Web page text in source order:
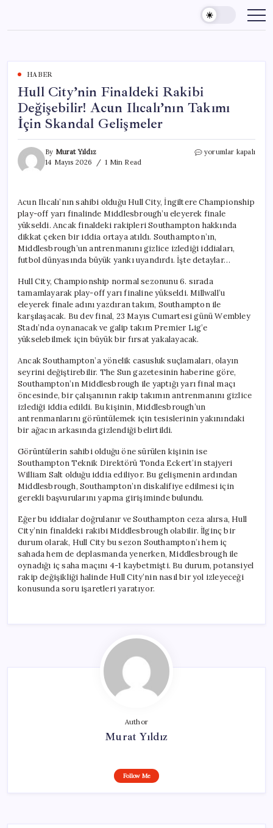
content
HABER
Hull City’nin Finaldeki Rakibi
Değişebilir! Acun Ilıcalı’nın Takımı
İçin Skandal Gelişmeler
By Murat Yıldız
14 Mayıs 2026
1 Min Read
Hull
Acun
Ilıcalı’nın
Takımı
İçin
Skandal
Gelişmeler
için
yorumlar kapalı
Acun Ilıcalı’nın sahibi olduğu Hull City, İngiltere Championship
play-off yarı finalinde Middlesbrough’u eleyerek finale
yükseldi. Ancak finaldeki rakipleri Southampton hakkında
dikkat çeken bir iddia ortaya atıldı. Southampton’ın,
Middlesbrough’un antrenmanını gizlice izlediği iddiaları,
futbol dünyasında büyük yankı uyandırdı. İşte detaylar…
Hull City, Championship normal sezonunu 6. sırada
tamamlayarak play-off yarı finaline yükseldi. Millwall’u
eleyerek finale adını yazdıran takım, Southampton ile
karşılaşacak. Bu dev final, 23 Mayıs Cumartesi günü Wembley
Stadı’nda oynanacak ve galip takım Premier Lig’e
yükselebilmek için büyük bir fırsat yakalayacak.
Ancak Southampton’a yönelik casusluk suçlamaları, olayın
seyrini değiştirebilir. The Sun gazetesinin haberine göre,
Southampton’ın Middlesbrough ile yaptığı yarı final maçı
öncesinde, bir çalışanının rakip takımın antrenmanını gizlice
izlediği iddia edildi. Bu kişinin, Middlesbrough’un
antrenmanlarını görüntülemek için tesislerinin yakınındaki
bir ağacın arkasında gizlendiği belirtildi.
Görüntülerin sahibi olduğu öne sürülen kişinin ise
Southampton Teknik Direktörü Tonda Eckert’in stajyeri
William Salt olduğu iddia ediliyor. Bu gelişmenin ardından
Middlesbrough, Southampton’ın diskalifiye edilmesi için
gerekli başvurularını yapma girişiminde bulundu.
Eğer bu iddialar doğrulanır ve Southampton ceza alırsa, Hull
City’nin finaldeki rakibi Middlesbrough olabilir. İlginç bir
durum olarak, Hull City bu sezon Southampton’ı hem iç
sahada hem de deplasmanda yenerken, Middlesbrough ile
oynadığı iç saha maçını 4-1 kaybetmişti. Bu durum, potansiyel
rakip değişikliği halinde Hull City’nin nasıl bir yol izleyeceği
konusunda soru işaretleri yaratıyor.
Author
Murat Yıldız
Follow Me